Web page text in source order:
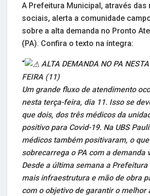
A Prefeitura Municipal, através das
sociais, alerta a comunidade
sobre a alta demanda no Pronto
(PA). Confira o texto na íntegra:
“
ALTA DEMANDA NO PA
FEIRA (11)
Um grande fluxo de atendimento
nesta terça-feira, dia 11. Isso se
que dois, dos três médicos da
positivo para Covid-19. Na UBS
médicos também positivaram, o que
sobrecarrega o PA com a demanda
Desde a última semana a
mais infraestrutura e mão de obra
com o objetivo de garantir o melhor